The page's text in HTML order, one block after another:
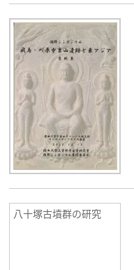
八十塚古墳群の研究